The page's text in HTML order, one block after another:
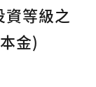
等級之
金)